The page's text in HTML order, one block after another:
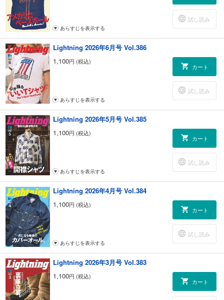
試し読み
あらすじを表示する
Lightning 2026年6月号 Vol.386
1,100円 (税込)
カート
試し読み
あらすじを表示する
Lightning 2026年5月号 Vol.385
1,100円 (税込)
カート
試し読み
あらすじを表示する
Lightning 2026年4月号 Vol.384
1,100円 (税込)
カート
試し読み
あらすじを表示する
Lightning 2026年3月号 Vol.383
1,100円 (税込)
カート